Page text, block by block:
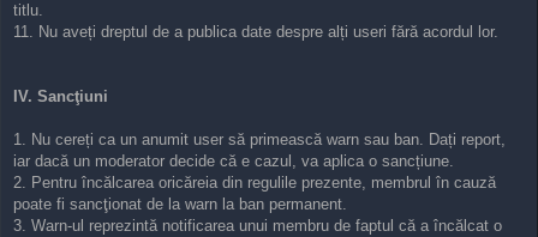
titlu.
11. Nu aveți dreptul de a publica date despre alți useri fără acordul lor.
IV. Sancţiuni
1. Nu cereți ca un anumit user să primească warn sau ban. Dați report,
iar dacă un moderator decide că e cazul, va aplica o sancțiune.
2. Pentru încălcarea oricăreia din regulile prezente, membrul în cauză
poate fi sancţionat de la warn la ban permanent.
3. Warn-ul reprezintă notificarea unui membru de faptul că a încălcat o